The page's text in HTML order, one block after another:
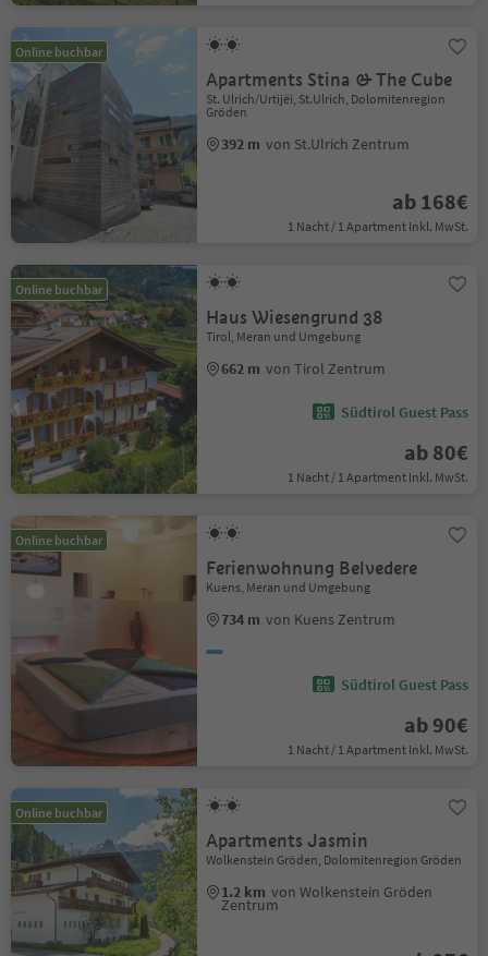
Online buchbar
Apartments Stina & The Cube
St. Ulrich/Urtijëi, St.Ulrich, Dolomitenregion
Gröden
392 m von St.Ulrich Zentrum
ab 168€
1 Nacht / 1 Apartment Inkl. MwSt.
Online buchbar
Haus Wiesengrund 38
Tirol, Meran und Umgebung
662 m von Tirol Zentrum
Südtirol Guest Pass
ab 80€
1 Nacht / 1 Apartment Inkl. MwSt.
Online buchbar
Ferienwohnung Belvedere
Kuens, Meran und Umgebung
734 m von Kuens Zentrum
Südtirol Guest Pass
ab 90€
1 Nacht / 1 Apartment Inkl. MwSt.
Online buchbar
Apartments Jasmin
Wolkenstein Gröden, Dolomitenregion Gröden
1.2 km von Wolkenstein Gröden
Zentrum